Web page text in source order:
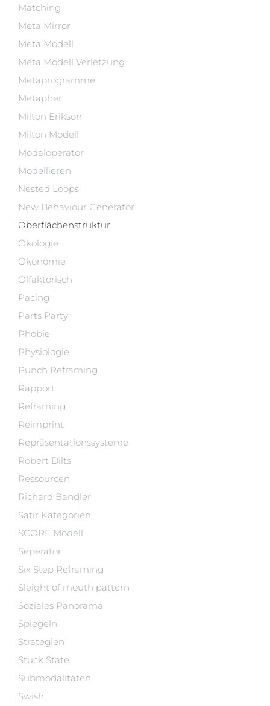
Matching
Meta Mirror
Meta Modell
Meta Modell Verletzung
Metaprogramme
Metapher
Milton Erikson
Milton Modell
Modaloperator
Modellieren
Nested Loops
New Behaviour Generator
Oberflächenstruktur
Ökologie
Ökonomie
Olfaktorisch
Pacing
Parts Party
Phobie
Physiologie
Punch Reframing
Rapport
Reframing
Reimprint
Repräsentationssysteme
Robert Dilts
Ressourcen
Richard Bandler
Satir Kategorien
SCORE Modell
Seperator
Six Step Reframing
Sleight of mouth pattern
Soziales Panorama
Spiegeln
Strategien
Stuck State
Submodalitäten
Swish